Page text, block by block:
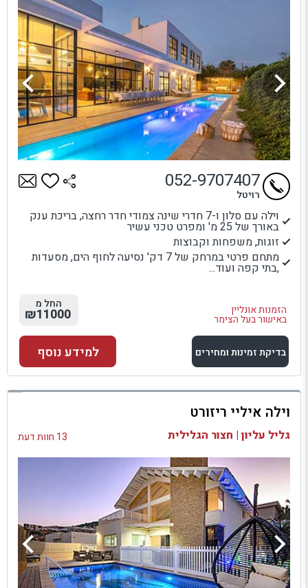
וילה עם סלון ו-7 חדרי שינה צמודי חדר רחצה, בריכת ענק
באורך של 25 מ' ומפרט טכני עשיר
זוגות, משפחות וקבוצות
מתחם פרטי במרחק של 7 דק' נסיעה לחוף הים, מסעדות
,בתי קפה ועוד...
הזמנות אונליין
באישור בעל הצימר
052-9707407
רויטל
החל מ
₪11000
בדיקת זמינות ומחירים
למתחם זה
בדיקת זמינות ומחירים
למידע נוסף
וילה איליי ריזורט
גליל עליון | חצור הגלילית 13 חוות דעת